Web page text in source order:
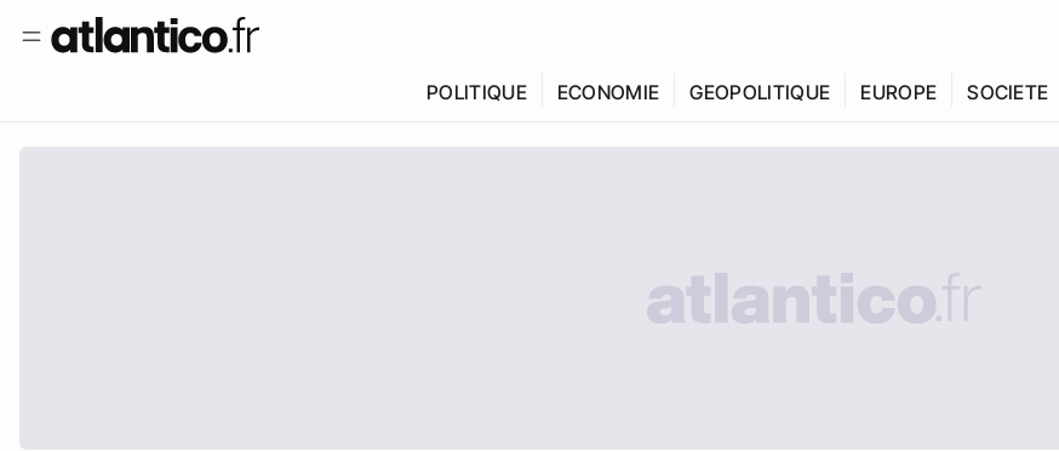
POLITIQUE ECONOMIE GEOPOLITIQUE EUROPE SOCIETE